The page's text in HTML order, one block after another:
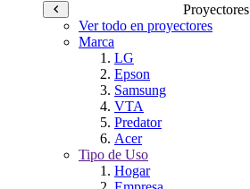
Proyectores
Ver todo en proyectores
Marca
LG
Epson
Samsung
VTA
Predator
Acer
Tipo de Uso
Hogar